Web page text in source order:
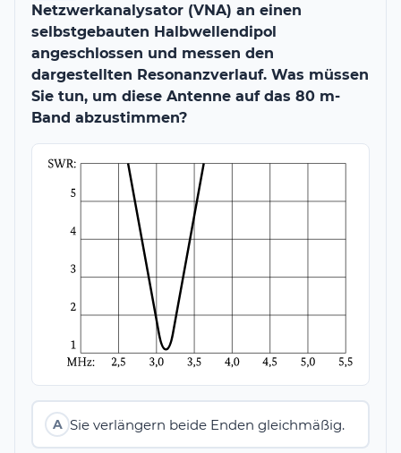
Netzwerkanalysator (VNA) an einen
selbstgebauten Halbwellendipol
angeschlossen und messen den
dargestellten Resonanzverlauf. Was müssen
Sie tun, um diese Antenne auf das 80 m-
Band abzustimmen?
A Sie verlängern beide Enden gleichmäßig.